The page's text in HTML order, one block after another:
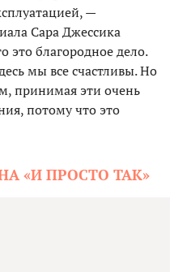
—
Сара Джессика
это благородное дело.
мы все счастливы. Но
принимая эти очень
потому что это
«И ПРОСТО ТАК»